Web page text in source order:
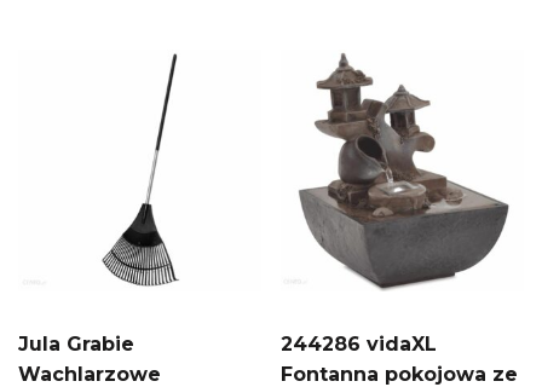
Jula Grabie
Wachlarzowe
244286 vidaXL
Fontanna pokojowa ze